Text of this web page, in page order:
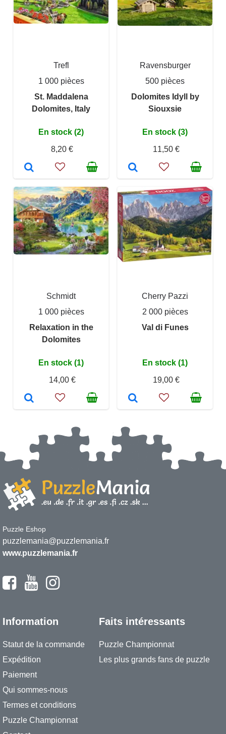
Trefl
1 000 pièces
St. Maddalena
Dolomites, Italy
En stock (2)
8,20 €
Ravensburger
500 pièces
Dolomites Idyll by
Siouxsie
En stock (3)
11,50 €
Schmidt
1 000 pièces
Relaxation in the
Dolomites
En stock (1)
14,00 €
Cherry Pazzi
2 000 pièces
Val di Funes
En stock (1)
19,00 €
Puzzle Eshop
puzzlemania@puzzlemania.fr
www.puzzlemania.fr
Information
Statut de la commande
Expédition
Paiement
Qui sommes-nous
Termes et conditions
Puzzle Championnat
Faits intéressants
Puzzle Championnat
Les plus grands fans de puzzle